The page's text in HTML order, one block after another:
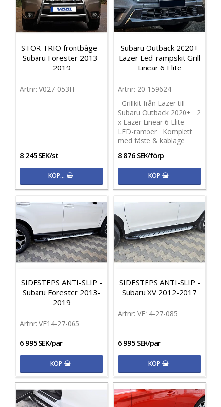
STOR TRIO frontbåge -
Subaru Forester 2013-
2019
V027-053H
8 245 SEK/st
KÖP…
Subaru Outback 2020+
Lazer Led-rampskit Grill
Linear 6 Elite
20-159624
Grillkit från Lazer till
Subaru Outback 2020+ 2
x Lazer Linear 6 Elite
LED-ramper Komplett
med fäste & kablage
8 876 SEK/förp
KÖP
SIDESTEPS ANTI-SLIP -
Subaru Forester 2013-
2019
VE14-27-065
6 995 SEK/par
KÖP
SIDESTEPS ANTI-SLIP -
Subaru XV 2012-2017
VE14-27-085
6 995 SEK/par
KÖP